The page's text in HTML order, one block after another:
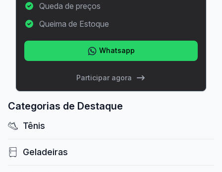
Queda de preços
Queima de Estoque
Whatsapp
Participar agora
Categorias de Destaque
Tênis
Geladeiras